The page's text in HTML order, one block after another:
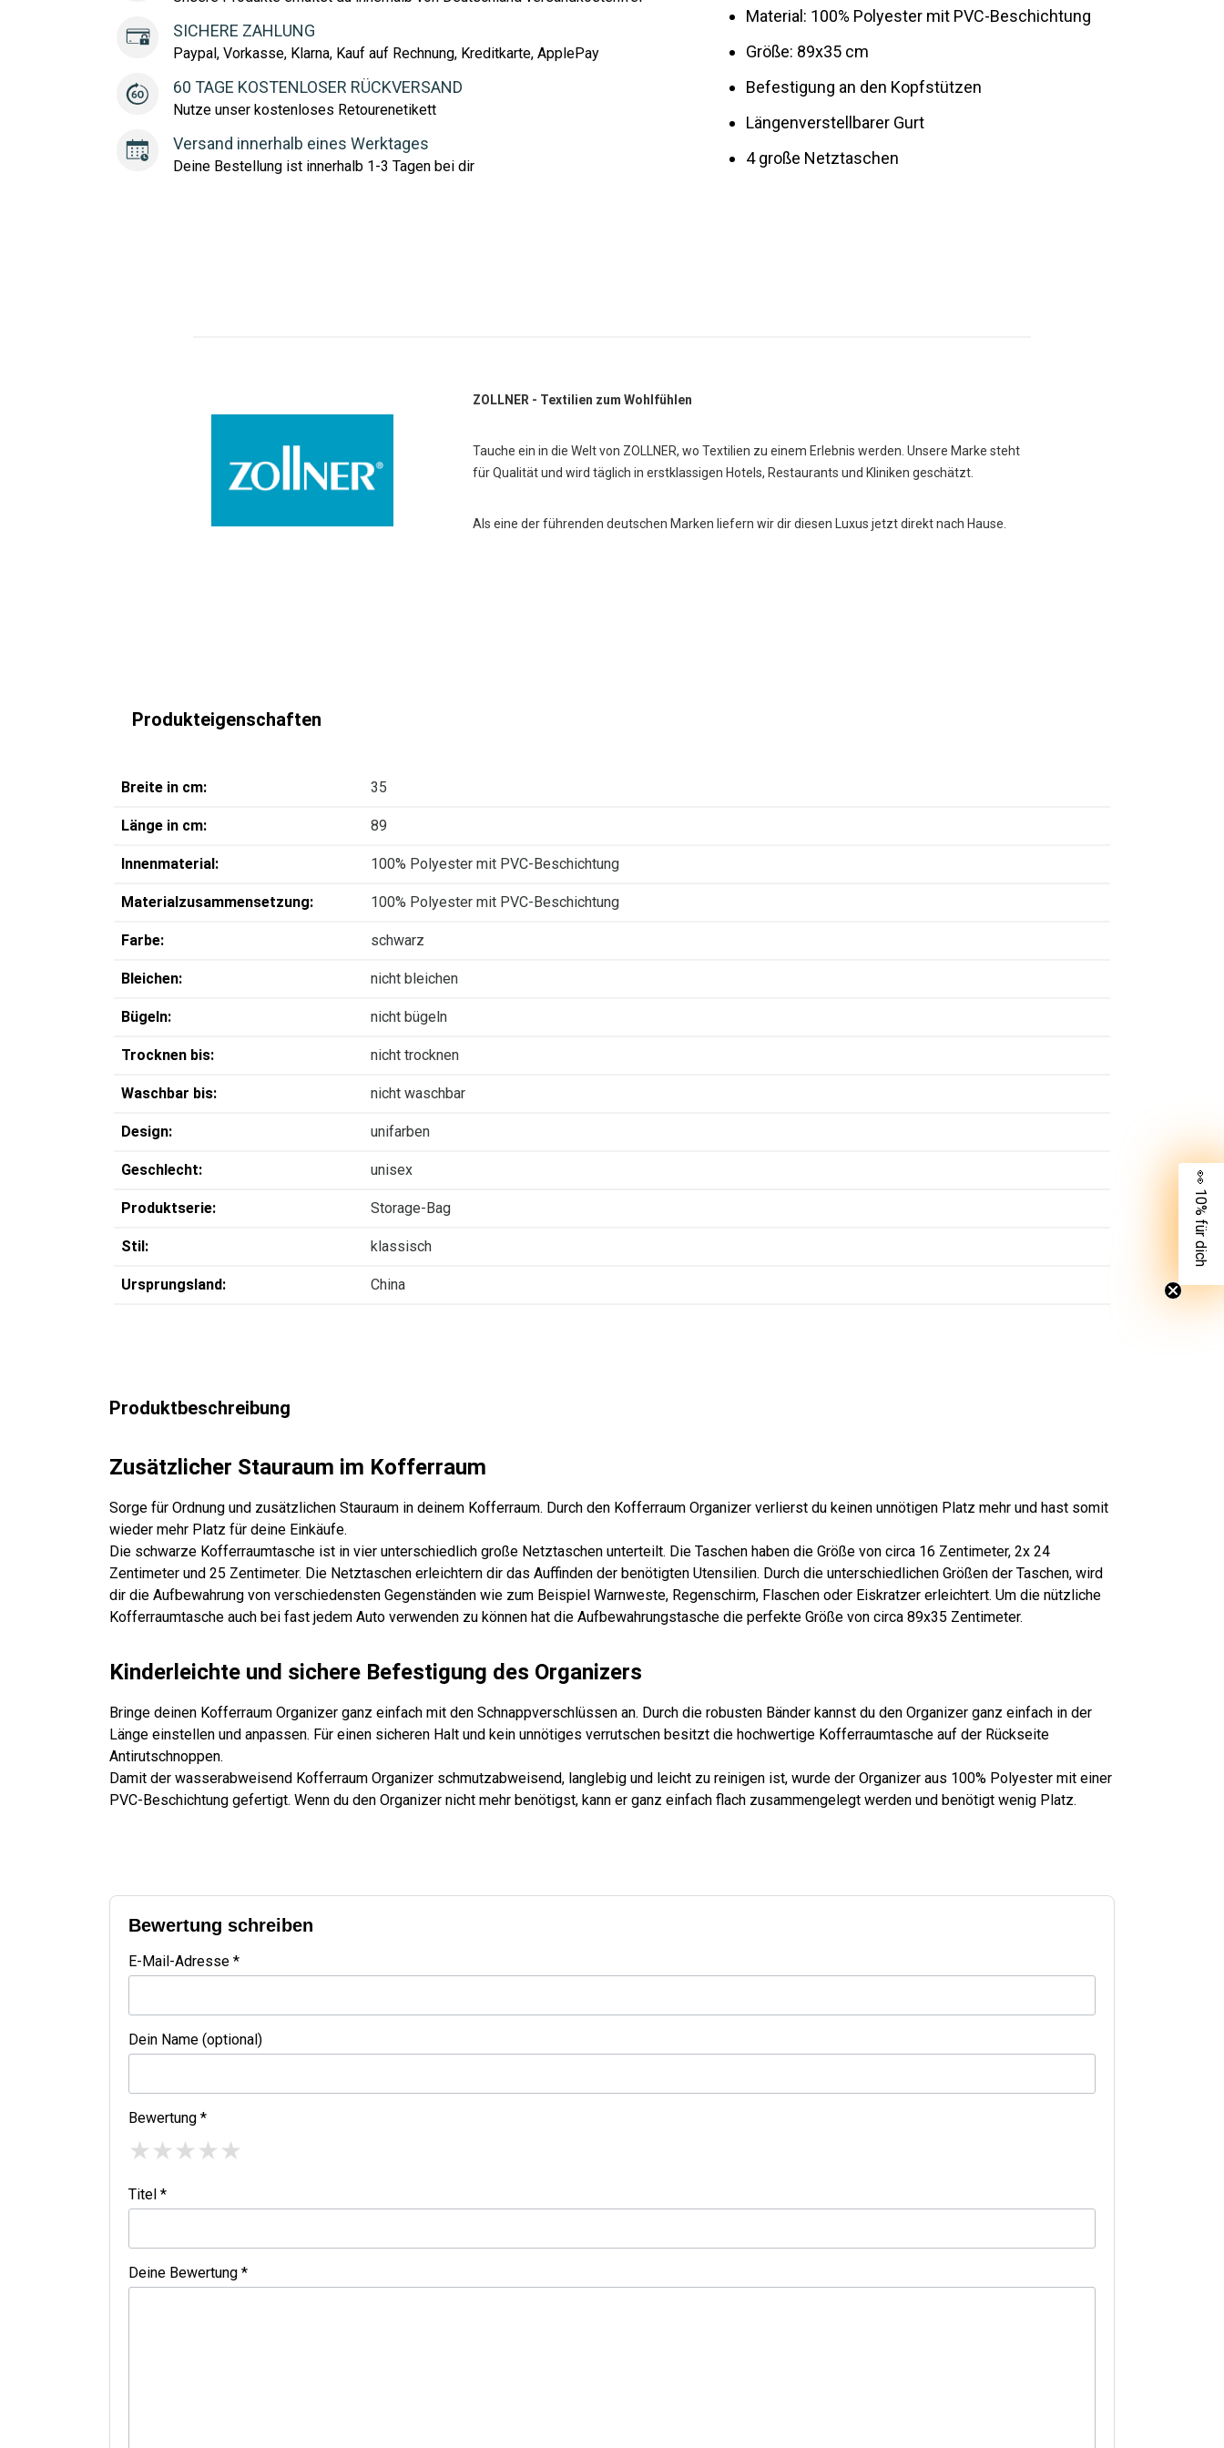
SICHERE ZAHLUNG
Paypal, Vorkasse, Klarna, Kauf auf Rechnung, Kreditkarte, ApplePay
60 TAGE KOSTENLOSER RÜCKVERSAND
Nutze unser kostenloses Retourenetikett
Versand innerhalb eines Werktages
Deine Bestellung ist innerhalb 1-3 Tagen bei dir
Material: 100% Polyester mit PVC-Beschichtung
Größe: 89x35 cm
Befestigung an den Kopfstützen
Längenverstellbarer Gurt
4 große Netztaschen
ZOLLNER - Textilien zum Wohlfühlen
Tauche ein in die Welt von ZOLLNER, wo Textilien zu einem Erlebnis werden. Unsere Marke steht
für Qualität und wird täglich in erstklassigen Hotels, Restaurants und Kliniken geschätzt.
Als eine der führenden deutschen Marken liefern wir dir diesen Luxus jetzt direkt nach Hause.
Produkteigenschaften
Breite in cm: 35
Länge in cm: 89
Innenmaterial: 100% Polyester mit PVC-Beschichtung
Materialzusammensetzung: 100% Polyester mit PVC-Beschichtung
Farbe: schwarz
Bleichen: nicht bleichen
Bügeln: nicht bügeln
Trocknen bis: nicht trocknen
Waschbar bis: nicht waschbar
Design: unifarben
Geschlecht: unisex
Produktserie: Storage-Bag
Stil: klassisch
Ursprungsland: China
Produktbeschreibung
Zusätzlicher Stauraum im Kofferraum
Sorge für Ordnung und zusätzlichen Stauraum in deinem Kofferraum. Durch den Kofferraum Organizer verlierst du keinen unnötigen Platz mehr und hast somit
wieder mehr Platz für deine Einkäufe.
Die schwarze Kofferraumtasche ist in vier unterschiedlich große Netztaschen unterteilt. Die Taschen haben die Größe von circa 16 Zentimeter, 2x 24
Zentimeter und 25 Zentimeter. Die Netztaschen erleichtern dir das Auffinden der benötigten Utensilien. Durch die unterschiedlichen Größen der Taschen, wird
dir die Aufbewahrung von verschiedensten Gegenständen wie zum Beispiel Warnweste, Regenschirm, Flaschen oder Eiskratzer erleichtert. Um die nützliche
Kofferraumtasche auch bei fast jedem Auto verwenden zu können hat die Aufbewahrungstasche die perfekte Größe von circa 89x35 Zentimeter.
Kinderleichte und sichere Befestigung des Organizers
Bringe deinen Kofferraum Organizer ganz einfach mit den Schnappverschlüssen an. Durch die robusten Bänder kannst du den Organizer ganz einfach in der
Länge einstellen und anpassen. Für einen sicheren Halt und kein unnötiges verrutschen besitzt die hochwertige Kofferraumtasche auf der Rückseite
Antirutschnoppen.
Damit der wasserabweisend Kofferraum Organizer schmutzabweisend, langlebig und leicht zu reinigen ist, wurde der Organizer aus 100% Polyester mit einer
PVC-Beschichtung gefertigt. Wenn du den Organizer nicht mehr benötigst, kann er ganz einfach flach zusammengelegt werden und benötigt wenig Platz.
Bewertung schreiben
E-Mail-Adresse *
Dein Name (optional)
Bewertung *
★★★★★
Titel *
Deine Bewertung *
👀 10% für dich